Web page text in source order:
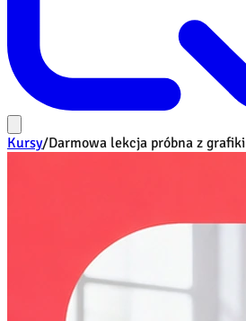
Kursy/Darmowa lekcja próbna z grafiki